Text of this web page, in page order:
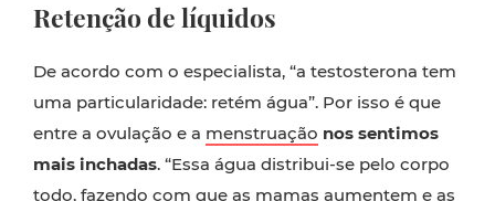
Retenção de líquidos
De acordo com o especialista, “a testosterona tem
uma particularidade: retém água”. Por isso é que
entre a ovulação e a menstruação nos sentimos
mais inchadas. “Essa água distribui-se pelo corpo
todo, fazendo com que as mamas aumentem e as